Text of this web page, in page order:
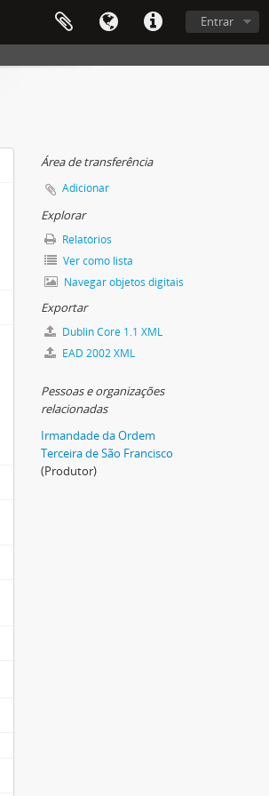
Entrar
Área de transferência
Adicionar
Explorar
Relatórios
Ver como lista
Navegar objetos digitais
Exportar
Dublin Core 1.1 XML
EAD 2002 XML
Pessoas e organizações
relacionadas
Irmandade da Ordem
Terceira de São Francisco
(Produtor)